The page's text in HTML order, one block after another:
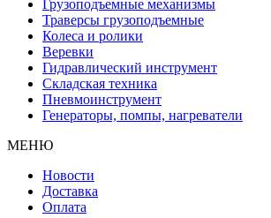
Грузоподъемные механизмы
Траверсы грузоподъемные
Колеса и ролики
Веревки
Гидравлический инструмент
Складская техника
Пневмоинструмент
Генераторы, помпы, нагреватели
МЕНЮ
Новости
Доставка
Оплата